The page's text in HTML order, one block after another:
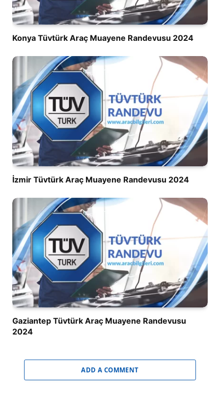
Konya Tüvtürk Araç Muayene Randevusu 2024
İzmir Tüvtürk Araç Muayene Randevusu 2024
Gaziantep Tüvtürk Araç Muayene Randevusu
2024
ADD A COMMENT